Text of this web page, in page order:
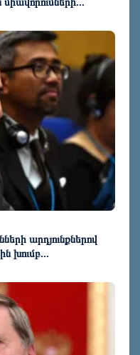
արդյունքներով
խումբ...